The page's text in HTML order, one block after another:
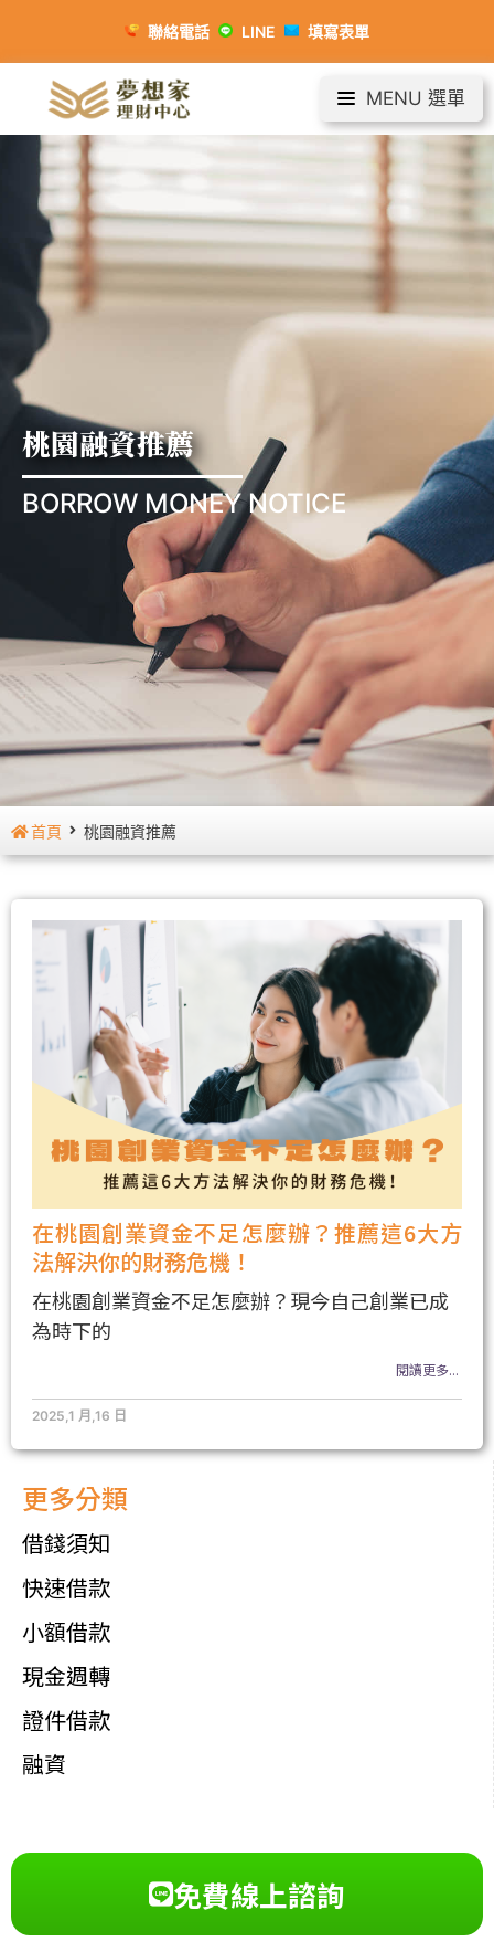
聯絡電話 LINE 填寫表單
MENU 選單
桃園融資推薦
BORROW MONEY NOTICE
首頁 桃園融資推薦
更多分類
借錢須知
快速借款
小額借款
現金週轉
證件借款
融資
在桃園創業資金不足怎麼辦？推薦這6大方
法解決你的財務危機！
在桃園創業資金不足怎麼辦？現今自己創業已成
為時下的
閱讀更多...
2025,1 月,16 日
免費線上諮詢